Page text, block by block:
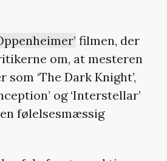
filmen, der
om, at mesteren
‘The Dark Knight’,
og ‘Interstellar’
følelsesmæssig